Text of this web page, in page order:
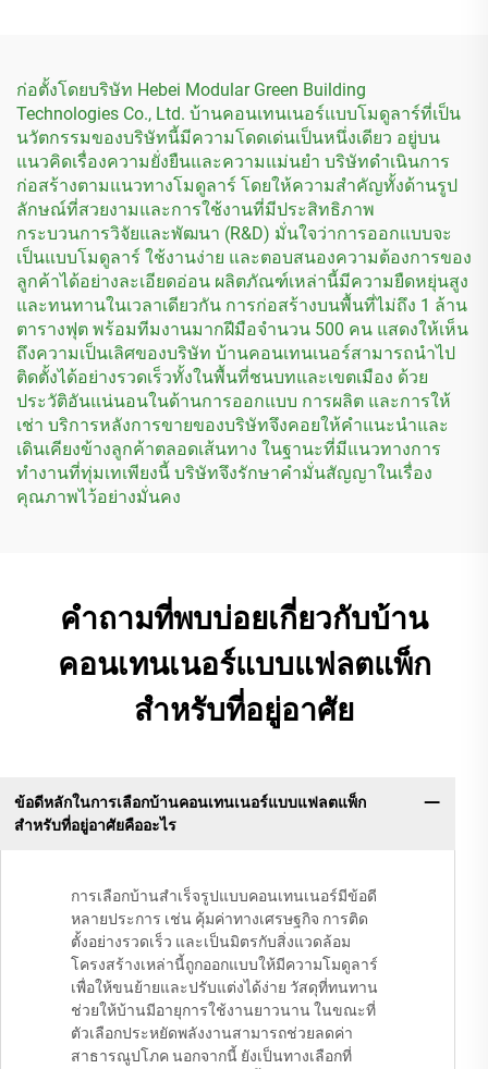
ก่อตั้งโดยบริษัท Hebei Modular Green Building
Technologies Co., Ltd. บ้านคอนเทนเนอร์แบบโมดูลาร์ที่เป็น
นวัตกรรมของบริษัทนี้มีความโดดเด่นเป็นหนึ่งเดียว อยู่บน
แนวคิดเรื่องความยั่งยืนและความแม่นยำ บริษัทดำเนินการ
ก่อสร้างตามแนวทางโมดูลาร์ โดยให้ความสำคัญทั้งด้านรูป
ลักษณ์ที่สวยงามและการใช้งานที่มีประสิทธิภาพ
กระบวนการวิจัยและพัฒนา (R&D) มั่นใจว่าการออกแบบจะ
เป็นแบบโมดูลาร์ ใช้งานง่าย และตอบสนองความต้องการของ
ลูกค้าได้อย่างละเอียดอ่อน ผลิตภัณฑ์เหล่านี้มีความยืดหยุ่นสูง
และทนทานในเวลาเดียวกัน การก่อสร้างบนพื้นที่ไม่ถึง 1 ล้าน
ตารางฟุต พร้อมทีมงานมากฝีมือจำนวน 500 คน แสดงให้เห็น
ถึงความเป็นเลิศของบริษัท บ้านคอนเทนเนอร์สามารถนำไป
ติดตั้งได้อย่างรวดเร็วทั้งในพื้นที่ชนบทและเขตเมือง ด้วย
ประวัติอันแน่นอนในด้านการออกแบบ การผลิต และการให้
เช่า บริการหลังการขายของบริษัทจึงคอยให้คำแนะนำและ
เดินเคียงข้างลูกค้าตลอดเส้นทาง ในฐานะที่มีแนวทางการ
ทำงานที่ทุ่มเทเพียงนี้ บริษัทจึงรักษาคำมั่นสัญญาในเรื่อง
คุณภาพไว้อย่างมั่นคง
คำถามที่พบบ่อยเกี่ยวกับบ้าน
คอนเทนเนอร์แบบแฟลตแพ็ก
สำหรับที่อยู่อาศัย
ข้อดีหลักในการเลือกบ้านคอนเทนเนอร์แบบแฟลตแพ็ก
สำหรับที่อยู่อาศัยคืออะไร
การเลือกบ้านสำเร็จรูปแบบคอนเทนเนอร์มีข้อดี
หลายประการ เช่น คุ้มค่าทางเศรษฐกิจ การติด
ตั้งอย่างรวดเร็ว และเป็นมิตรกับสิ่งแวดล้อม
โครงสร้างเหล่านี้ถูกออกแบบให้มีความโมดูลาร์
เพื่อให้ขนย้ายและปรับแต่งได้ง่าย วัสดุที่ทนทาน
ช่วยให้บ้านมีอายุการใช้งานยาวนาน ในขณะที่
ตัวเลือกประหยัดพลังงานสามารถช่วยลดค่า
สาธารณูปโภค นอกจากนี้ ยังเป็นทางเลือกที่